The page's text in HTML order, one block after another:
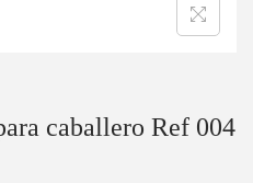
caballero Ref 004